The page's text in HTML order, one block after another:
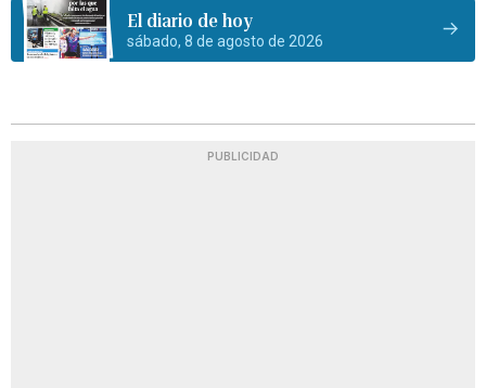
El diario de hoy
sábado, 8 de agosto de 2026
PUBLICIDAD